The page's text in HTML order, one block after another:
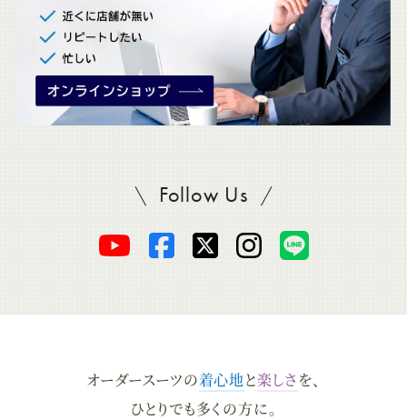
Follow UsSADAをフォロー
オ
ー
オ
ー
オ
ー
オ
ー
オーダースーツの着心地と楽しさ を、
ひとりでも多くの方に。